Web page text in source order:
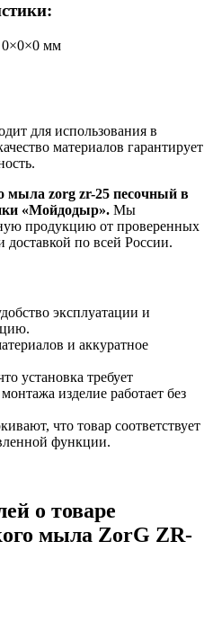
0×0×0 мм
для использования в
материалов гарантирует
мыла zorg zr-25 песочный в
«Мойдодыр». Мы
продукцию от проверенных
доставкой по всей России.
эксплуатации и
и аккуратное
установка требует
изделие работает без
что товар соответствует
функции.
о товаре
мыла ZorG ZR-